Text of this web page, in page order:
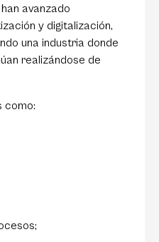
avanzado
y digitalización,
una industria donde
realizándose de
como: